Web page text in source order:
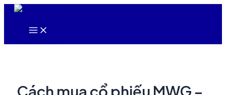
Nhảy
Main
Cách mua cổ phiếu MWG –